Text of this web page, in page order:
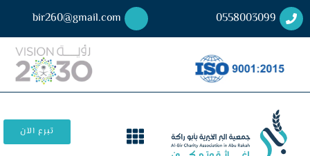
0558003099
bir260@gmail.com
تبرع الآن